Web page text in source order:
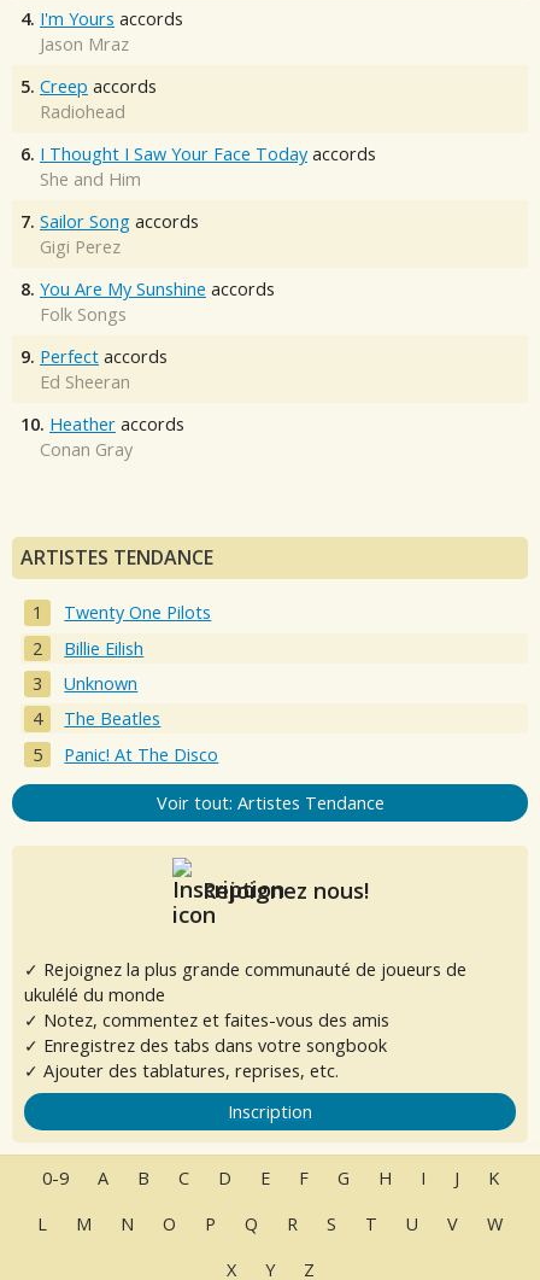
4. I'm Yours accords
Jason Mraz
5. Creep accords
Radiohead
6. I Thought I Saw Your Face Today accords
She and Him
7. Sailor Song accords
Gigi Perez
8. You Are My Sunshine accords
Folk Songs
9. Perfect accords
Ed Sheeran
10. Heather accords
Conan Gray
ARTISTES TENDANCE
Twenty One Pilots
Billie Eilish
Unknown
The Beatles
Panic! At The Disco
Voir tout: Artistes Tendance
Rejoignez nous!
✓ Rejoignez la plus grande communauté de joueurs de
ukulélé du monde
✓ Notez, commentez et faites-vous des amis
✓ Enregistrez des tabs dans votre songbook
✓ Ajouter des tablatures, reprises, etc.
Inscription
0-9 A B C D E F G H I J
K
L
M N O P Q R S T U V
W
X
Y Z